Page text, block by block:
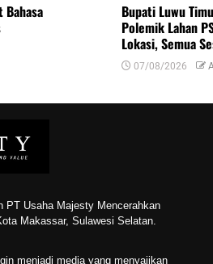
Bahasa
Bupati Luwu
Polemik Lahan
Lokasi, Semua
07/08/2026
PT Usaha Majesty Mencerahkan
Makassar, Sulawesi Selatan.
menjadi media yang menyajikan